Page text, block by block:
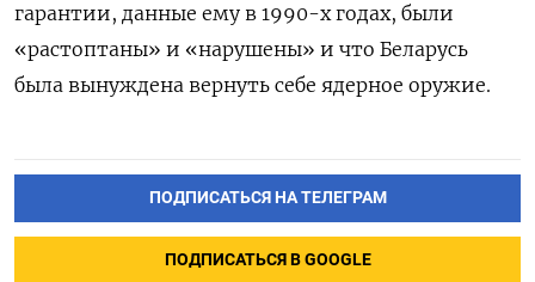
гарантии, данные ему в 1990-х годах, были
«растоптаны» и «нарушены» и что Беларусь
была вынуждена вернуть себе ядерное оружие.
ПОДПИСАТЬСЯ НА ТЕЛЕГРАМ
ПОДПИСАТЬСЯ В GOOGLE